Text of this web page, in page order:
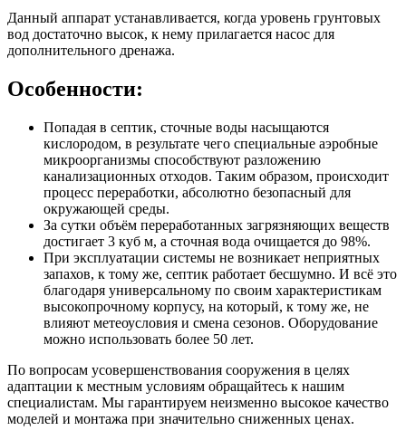
Данный аппарат устанавливается, когда уровень грунтовых
вод достаточно высок, к нему прилагается насос для
дополнительного дренажа.
Особенности:
Попадая в септик, сточные воды насыщаются
кислородом, в результате чего специальные аэробные
микроорганизмы способствуют разложению
канализационных отходов. Таким образом, происходит
процесс переработки, абсолютно безопасный для
окружающей среды.
За сутки объём переработанных загрязняющих веществ
достигает 3 куб м, а сточная вода очищается до 98%.
При эксплуатации системы не возникает неприятных
запахов, к тому же, септик работает бесшумно. И всё это
благодаря универсальному по своим характеристикам
высокопрочному корпусу, на который, к тому же, не
влияют метеоусловия и смена сезонов. Оборудование
можно использовать более 50 лет.
По вопросам усовершенствования сооружения в целях
адаптации к местным условиям обращайтесь к нашим
специалистам. Мы гарантируем неизменно высокое качество
моделей и монтажа при значительно сниженных ценах.